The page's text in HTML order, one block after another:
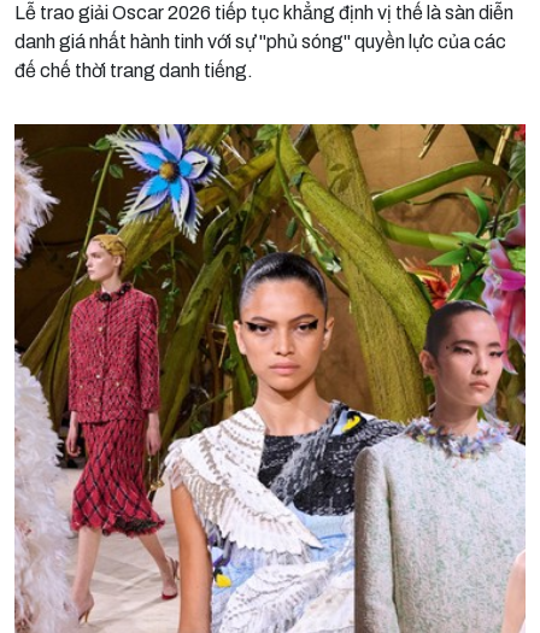
Lễ trao giải Oscar 2026 tiếp tục khẳng định vị thế là sàn diễn
danh giá nhất hành tinh với sự "phủ sóng" quyền lực của các
đế chế thời trang danh tiếng.